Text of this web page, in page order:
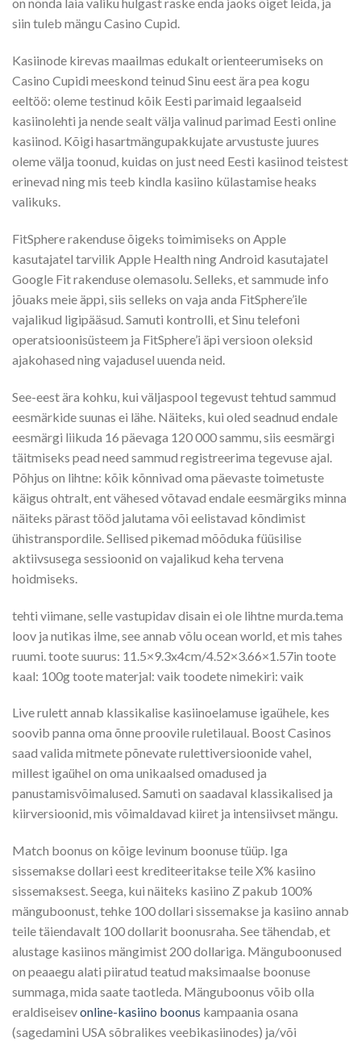
on nõnda laia valiku hulgast raske enda jaoks õiget leida, ja
siin tuleb mängu Casino Cupid.
Kasiinode kirevas maailmas edukalt orienteerumiseks on
Casino Cupidi meeskond teinud Sinu eest ära pea kogu
eeltöö: oleme testinud kõik Eesti parimaid legaalseid
kasiinolehti ja nende sealt välja valinud parimad Eesti online
kasiinod. Kõigi hasartmängupakkujate arvustuste juures
oleme välja toonud, kuidas on just need Eesti kasiinod teistest
erinevad ning mis teeb kindla kasiino külastamise heaks
valikuks.
FitSphere rakenduse õigeks toimimiseks on Apple
kasutajatel tarvilik Apple Health ning Android kasutajatel
Google Fit rakenduse olemasolu. Selleks, et sammude info
jõuaks meie äppi, siis selleks on vaja anda FitSphere’ile
vajalikud ligipääsud. Samuti kontrolli, et Sinu telefoni
operatsioonisüsteem ja FitSphere’i äpi versioon oleksid
ajakohased ning vajadusel uuenda neid.
See-eest ära kohku, kui väljaspool tegevust tehtud sammud
eesmärkide suunas ei lähe. Näiteks, kui oled seadnud endale
eesmärgi liikuda 16 päevaga 120 000 sammu, siis eesmärgi
täitmiseks pead need sammud registreerima tegevuse ajal.
Põhjus on lihtne: kõik kõnnivad oma päevaste toimetuste
käigus ohtralt, ent vähesed võtavad endale eesmärgiks minna
näiteks pärast tööd jalutama või eelistavad kõndimist
ühistranspordile. Sellised pikemad mõõduka füüsilise
aktiivsusega sessioonid on vajalikud keha tervena
hoidmiseks.
tehti viimane, selle vastupidav disain ei ole lihtne murda.tema
loov ja nutikas ilme, see annab võlu ocean world, et mis tahes
ruumi. toote suurus: 11.5×9.3x4cm/4.52×3.66×1.57in toote
kaal: 100g toote materjal: vaik toodete nimekiri: vaik
Live rulett annab klassikalise kasiinoelamuse igaühele, kes
soovib panna oma õnne proovile ruletilaual. Boost Casinos
saad valida mitmete põnevate rulettiversioonide vahel,
millest igaühel on oma unikaalsed omadused ja
panustamisvõimalused. Samuti on saadaval klassikalised ja
kiirversioonid, mis võimaldavad kiiret ja intensiivset mängu.
Match boonus on kõige levinum boonuse tüüp. Iga
sissemakse dollari eest krediteeritakse teile X% kasiino
sissemaksest. Seega, kui näiteks kasiino Z pakub 100%
mänguboonust, tehke 100 dollari sissemakse ja kasiino annab
teile täiendavalt 100 dollarit boonusraha. See tähendab, et
alustage kasiinos mängimist 200 dollariga. Mänguboonused
on peaaegu alati piiratud teatud maksimaalse boonuse
summaga, mida saate taotleda. Mänguboonus võib olla
eraldiseisevonline-kasiino boonus kampaania osana
(sagedamini USA sõbralikes veebikasiinodes) ja/või